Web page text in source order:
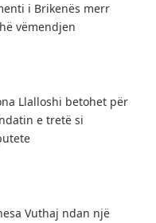
i Brikenës merr
vëmendjen
Llalloshi betohet për
e tretë si
Vuthaj ndan një